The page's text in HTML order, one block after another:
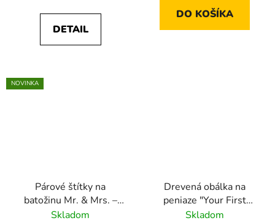
DETAIL
DO KOŠÍKA
NOVINKA
Párové štítky na
batožinu Mr. & Mrs. –
Štýlový set na svadobnú
Skladom
Drevená obálka na
peniaze "Your First
Million" – Originálny
Skladom